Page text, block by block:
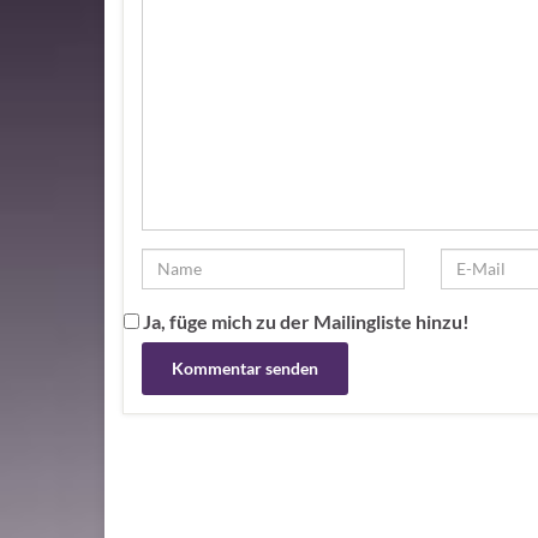
Ja, füge mich zu der Mailingliste hinzu!
Alternative: